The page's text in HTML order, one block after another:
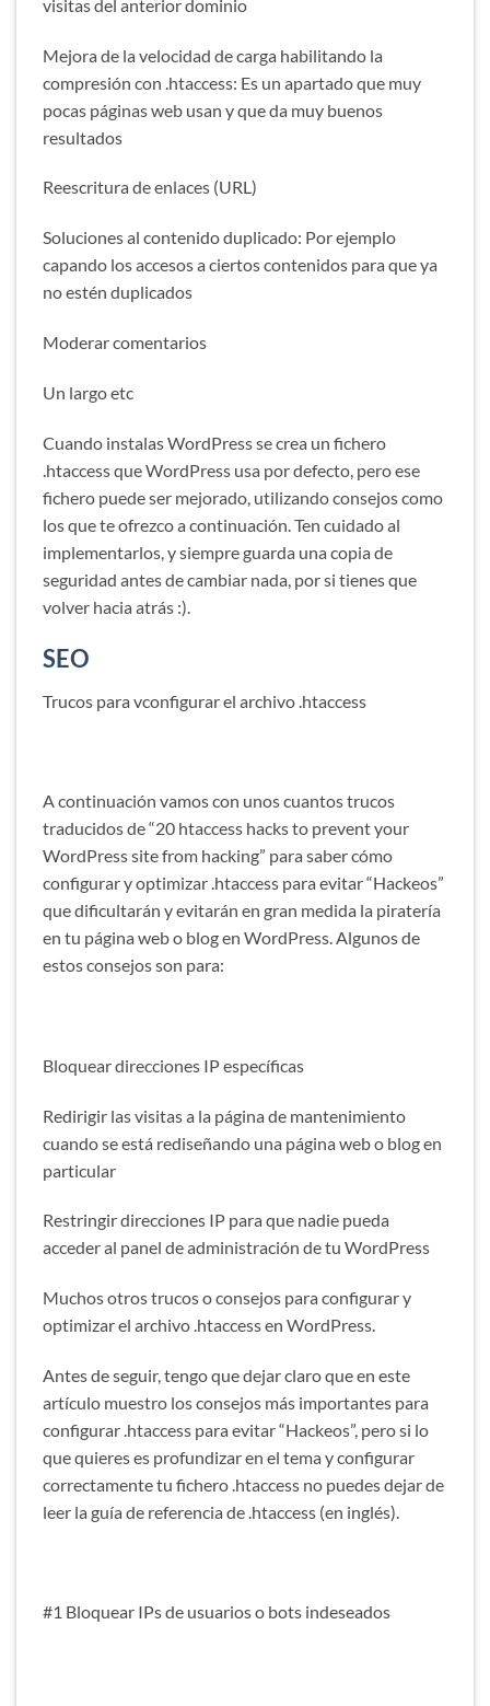
visitas del anterior dominio
Mejora de la velocidad de carga habilitando la
compresión con .htaccess: Es un apartado que muy
pocas páginas web usan y que da muy buenos
resultados
Reescritura de enlaces (URL)
Soluciones al contenido duplicado: Por ejemplo
capando los accesos a ciertos contenidos para que ya
no estén duplicados
Moderar comentarios
Un largo etc
Cuando instalas WordPress se crea un fichero
.htaccess que WordPress usa por defecto, pero ese
fichero puede ser mejorado, utilizando consejos como
los que te ofrezco a continuación. Ten cuidado al
implementarlos, y siempre guarda una copia de
seguridad antes de cambiar nada, por si tienes que
volver hacia atrás :).
SEO
Trucos para vconfigurar el archivo .htaccess
A continuación vamos con unos cuantos trucos
traducidos de “20 htaccess hacks to prevent your
WordPress site from hacking” para saber cómo
configurar y optimizar .htaccess para evitar “Hackeos”
que dificultarán y evitarán en gran medida la piratería
en tu página web o blog en WordPress. Algunos de
estos consejos son para:
Bloquear direcciones IP específicas
Redirigir las visitas a la página de mantenimiento
cuando se está rediseñando una página web o blog en
particular
Restringir direcciones IP para que nadie pueda
acceder al panel de administración de tu WordPress
Muchos otros trucos o consejos para configurar y
optimizar el archivo .htaccess en WordPress.
Antes de seguir, tengo que dejar claro que en este
artículo muestro los consejos más importantes para
configurar .htaccess para evitar “Hackeos”, pero si lo
que quieres es profundizar en el tema y configurar
correctamente tu fichero .htaccess no puedes dejar de
leer la guía de referencia de .htaccess (en inglés).
#1 Bloquear IPs de usuarios o bots indeseados